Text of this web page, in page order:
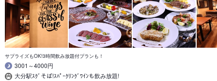
サプライズもOK!3時間飲み放題付プランも！
3001～4000円
大分駅ｽｸﾞそば!ｽﾊﾟｰｸﾘﾝｸﾞﾜｲﾝも飲み放題!